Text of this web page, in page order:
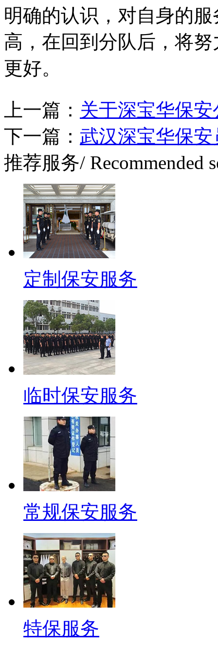
明确的认识，对自身的
高，在回到分队后，将
更好。
上一篇： 关于深宝华保
下一篇： 武汉深宝华保
推荐服务/ Recommended
定制保安服务
临时保安服务
常规保安服务
特保服务